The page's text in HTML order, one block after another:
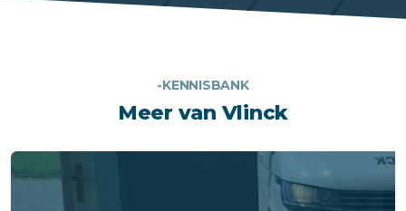
-KENNISBANK
Meer van Vlinck